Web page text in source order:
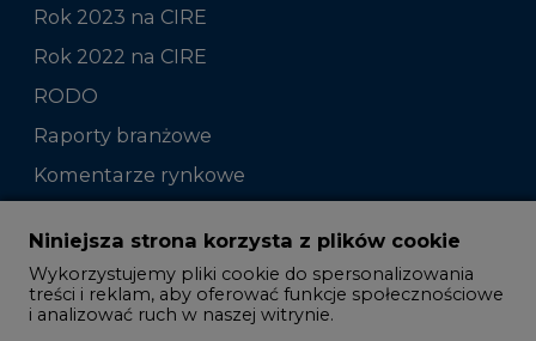
Rok 2023 na CIRE
Rok 2022 na CIRE
RODO
Raporty branżowe
Komentarze rynkowe
Zmiany kadrowe na rynku
Studio CIRE
Rozmowy o energetyce
Niniejsza strona korzysta z plików cookie
Wykorzystujemy pliki cookie do spersonalizowania
treści i reklam, aby oferować funkcje społecznościowe
i analizować ruch w naszej witrynie.